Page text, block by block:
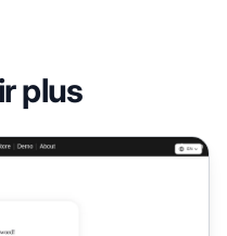
plus